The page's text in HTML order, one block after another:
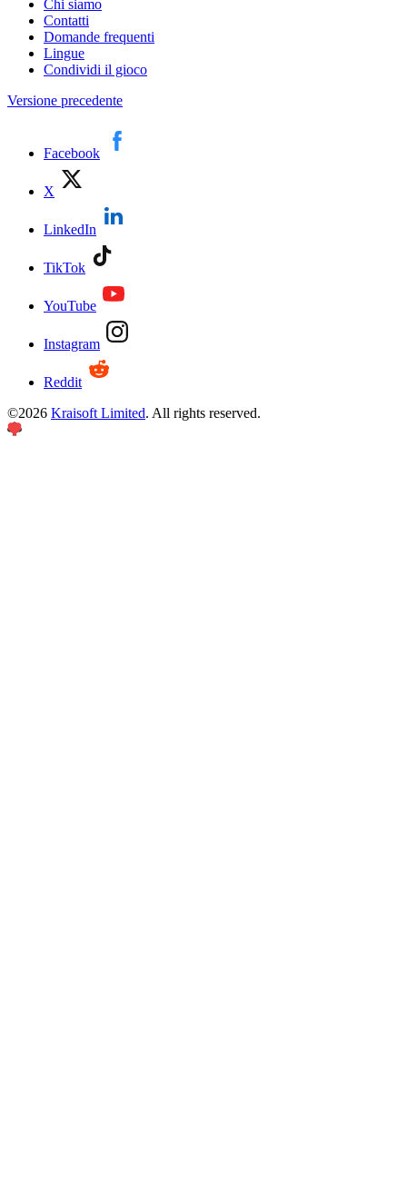
Chi siamo
Contatti
Domande frequenti
Lingue
Condividi il gioco
Versione precedente
Facebook
X
LinkedIn
TikTok
YouTube
Instagram
Reddit
©2026 Kraisoft Limited. All rights reserved.